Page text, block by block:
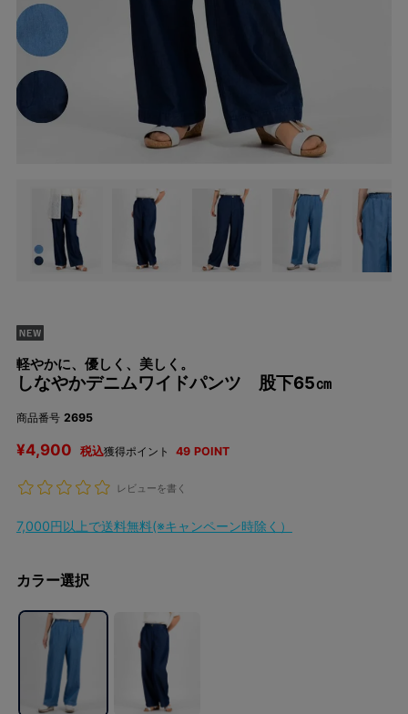
軽やかに、優しく、美しく。
しなやかデニムワイドパンツ 股下65㎝
商品番号 2695
¥4,900 税込獲得ポイント 49 POINT
レビューを書く
7,000円以上で送料無料(※キャンペーン時除く）
カラー選択